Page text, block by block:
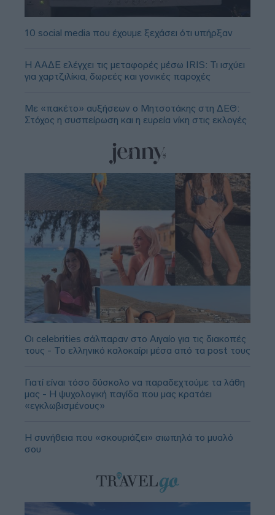
10 social media που έχουμε ξεχάσει ότι υπήρξαν
Η ΑΑΔΕ ελέγχει τις μεταφορές μέσω IRIS: Τι ισχύει
για χαρτζιλίκια, δωρεές και γονικές παροχές
Με «πακέτο» αυξήσεων ο Μητσοτάκης στη ΔΕΘ:
Στόχος η συσπείρωση και η ευρεία νίκη στις εκλογές
Οι celebrities σάλπαραν στο Αιγαίο για τις διακοπές
τους - Το ελληνικό καλοκαίρι μέσα από τα post τους
Γιατί είναι τόσο δύσκολο να παραδεχτούμε τα λάθη
μας - Η ψυχολογική παγίδα που μας κρατάει
«εγκλωβισμένους»
Η συνήθεια που «σκουριάζει» σιωπηλά το μυαλό
σου